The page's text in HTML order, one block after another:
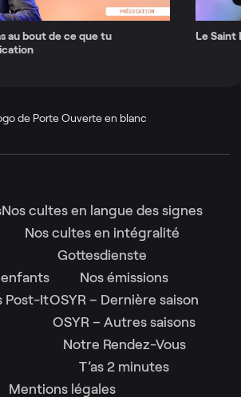
au bout de ce que tu
Le Saint
Nos cultes en langue des signes
Nos cultes en intégralité
Gottesdienste
Post-It
Nos émissions
OSYR – Dernière saison
OSYR – Autres saisons
Notre Rendez-Vous
T’as 2 minutes
Mentions légales